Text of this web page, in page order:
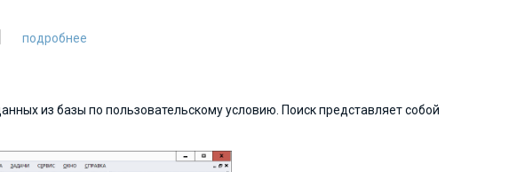
подробнее
из базы по пользовательскому условию. Поиск представляет собой